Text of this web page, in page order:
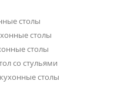
столы
столы
столы
со стульями
столы